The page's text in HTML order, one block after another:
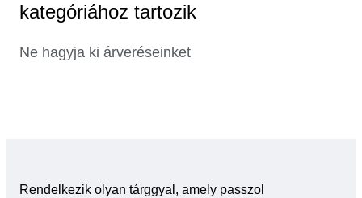
kategóriához tartozik
Ne hagyja ki árveréseinket
Rendelkezik olyan tárggyal, amely passzol